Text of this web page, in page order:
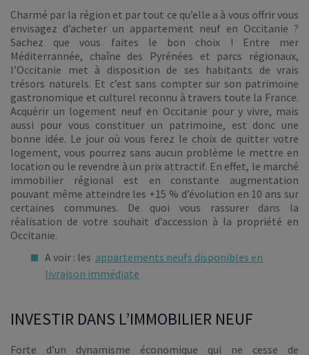
Charmé par la région et par tout ce qu’elle a à vous offrir vous
envisagez d’acheter un appartement neuf en Occitanie ?
Sachez que vous faites le bon choix ! Entre mer
Méditerrannée, chaîne des Pyrénées et parcs régionaux,
l’Occitanie met à disposition de ses habitants de vrais
trésors naturels. Et c’est sans compter sur son patrimoine
gastronomique et culturel reconnu à travers toute la France.
Acquérir un logement neuf en Occitanie pour y vivre, mais
aussi pour vous constituer un patrimoine, est donc une
bonne idée. Le jour où vous ferez le choix de quitter votre
logement, vous pourrez sans aucun problème le mettre en
location ou le revendre à un prix attractif. En effet, le marché
immobilier régional est en constante augmentation
pouvant même atteindre les +15 % d’évolution en 10 ans sur
certaines communes. De quoi vous rassurer dans la
réalisation de votre souhait d’accession à la propriété en
Occitanie.
A voir : les appartements neufs disponibles en
livraison immédiate
INVESTIR DANS L’IMMOBILIER NEUF
Forte d’un dynamisme économique qui ne cesse de